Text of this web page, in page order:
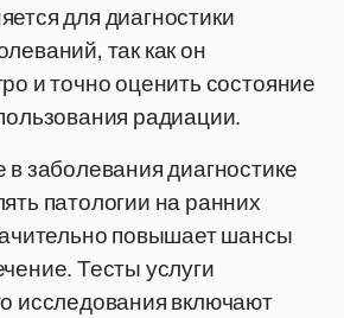
для диагностики
так как он
и точно оценить состояние
радиации.
в заболевания диагностике
патологии на ранних
повышает шансы
Тесты услуги
исследования включают